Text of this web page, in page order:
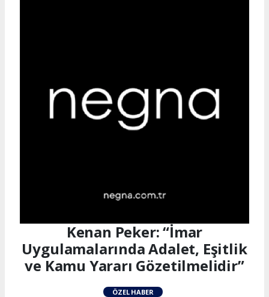
Kenan Peker: “İmar
Uygulamalarında Adalet, Eşitlik
ve Kamu Yararı Gözetilmelidir”
ÖZEL HABER